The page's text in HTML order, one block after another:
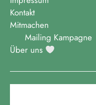
Kontakt
Mitmachen
Mailing Kampagne
Über uns